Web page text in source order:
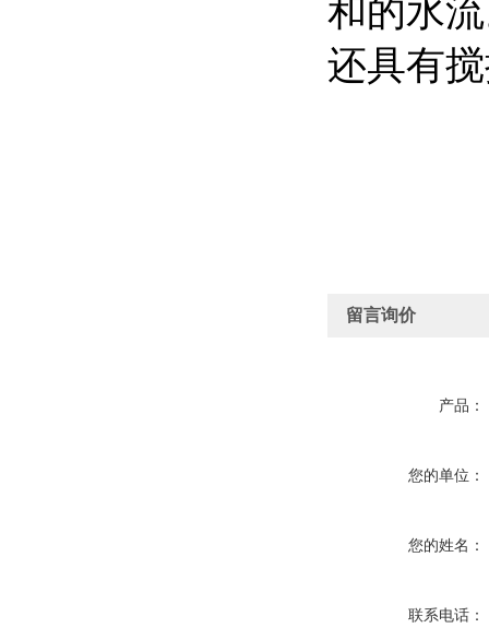
和的水
还具有
留言询价
产品：
您的单位：
您的姓名：
联系电话：